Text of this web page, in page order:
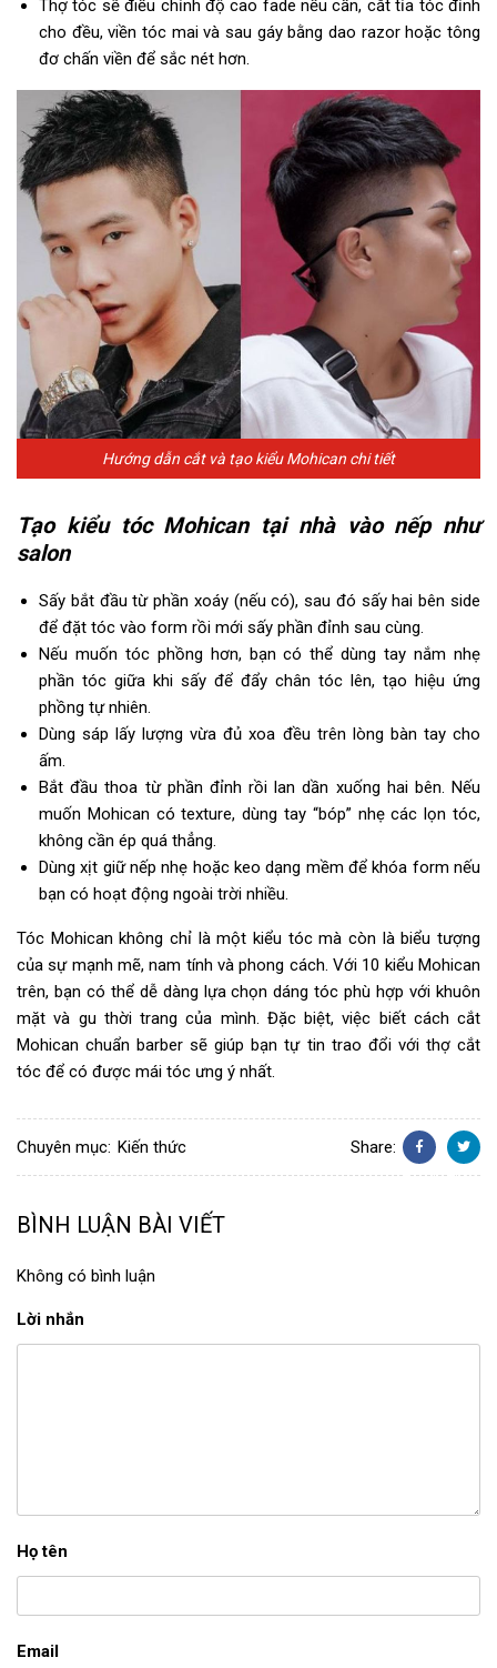
Thợ tóc sẽ điều chỉnh độ cao fade nếu cần, cắt tỉa tóc đỉnh
cho đều, viền tóc mai và sau gáy bằng dao razor hoặc tông
đơ chấn viền để sắc nét hơn.
Hướng dẫn cắt và tạo kiểu Mohican chi tiết
Tạo kiểu tóc Mohican tại nhà vào nếp như
salon
Sấy bắt đầu từ phần xoáy (nếu có), sau đó sấy hai bên side
để đặt tóc vào form rồi mới sấy phần đỉnh sau cùng.
Nếu muốn tóc phồng hơn, bạn có thể dùng tay nắm nhẹ
phần tóc giữa khi sấy để đẩy chân tóc lên, tạo hiệu ứng
phồng tự nhiên.
Dùng sáp lấy lượng vừa đủ xoa đều trên lòng bàn tay cho
ấm.
Bắt đầu thoa từ phần đỉnh rồi lan dần xuống hai bên. Nếu
muốn Mohican có texture, dùng tay “bóp” nhẹ các lọn tóc,
không cần ép quá thẳng.
Dùng xịt giữ nếp nhẹ hoặc keo dạng mềm để khóa form nếu
bạn có hoạt động ngoài trời nhiều.
Tóc Mohican không chỉ là một kiểu tóc mà còn là biểu tượng
của sự mạnh mẽ, nam tính và phong cách. Với 10 kiểu Mohican
trên, bạn có thể dễ dàng lựa chọn dáng tóc phù hợp với khuôn
mặt và gu thời trang của mình. Đặc biệt, việc biết cách cắt
Mohican chuẩn barber sẽ giúp bạn tự tin trao đổi với thợ cắt
tóc để có được mái tóc ưng ý nhất.
Chuyên mục: Kiến thức Share:
FacebookTwitter
BÌNH LUẬN BÀI VIẾT
Không có bình luận
Lời nhắn
Họ tên
Email